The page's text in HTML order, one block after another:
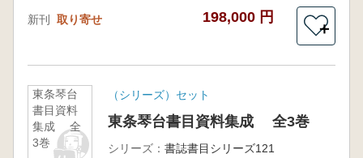
新刊 取り寄せ 198,000 円
＋
東条琴台
書目資料
集成 全
3巻
（シリーズ）セット
東条琴台書目資料集成 全3巻
シリーズ： 書誌書目シリーズ121